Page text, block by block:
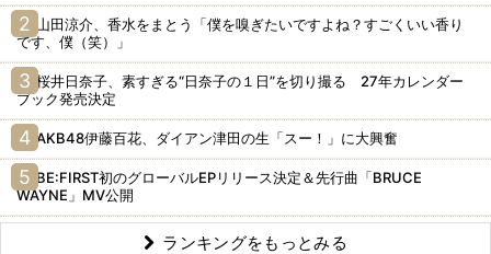
山田涼介、香水をまとう「僕を嗅ぎたいですよね？すごくいい香り
です、僕（笑）」
桜井日奈子、素すぎる“日奈子の１日”を切り撮る 27年カレンダー
ブック発売決定
AKB48伊藤百花、ダイアン津田の生「スー！」に大興奮
BE:FIRST初のグローバルEPリリース決定＆先行曲「BRUCE
WAYNE」MV公開
ランキングをもっとみる